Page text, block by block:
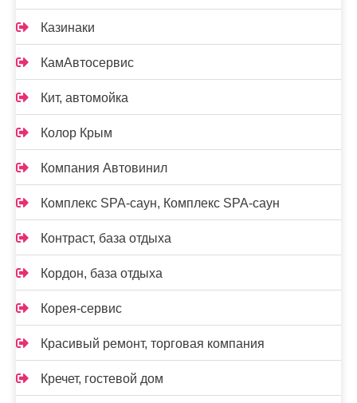
Казинаки
КамАвтосервис
Кит, автомойка
Колор Крым
Компания Автовинил
Комплекс SPA-саун, Комплекс SPA-саун
Контраст, база отдыха
Кордон, база отдыха
Корея-сервис
Красивый ремонт, торговая компания
Кречет, гостевой дом